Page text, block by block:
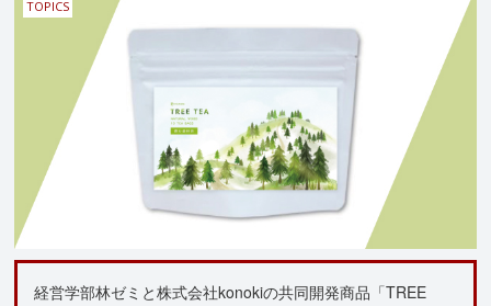
TOPICS
経営学部林ゼミと株式会社konokiの共同開発商品「TREE